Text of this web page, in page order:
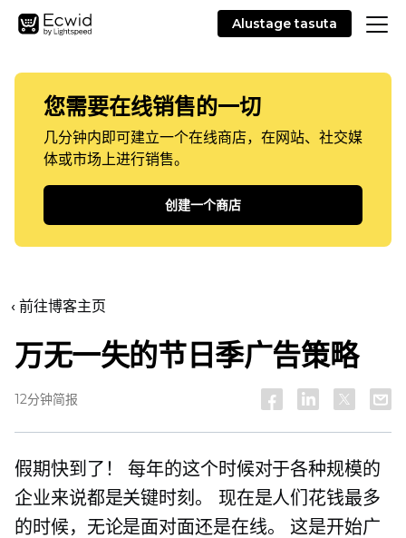
Alustage tasuta
您需要在线销售的一切
几分钟内即可建立一个在线商店，在网站、社交媒
体或市场上进行销售。
创建一个商店
‹ 前往博客主页
万无一失的节日季广告策略
12分钟简报
假期快到了！ 每年的这个时候对于各种规模的
企业来说都是关键时刻。 现在是人们花钱最多
的时候，无论是面对面还是在线。 这是开始广